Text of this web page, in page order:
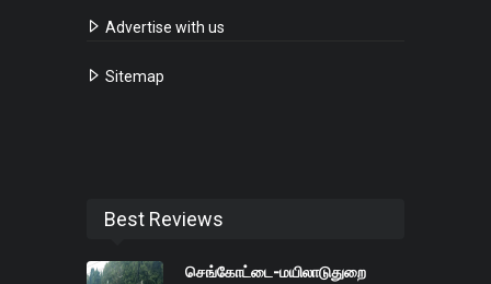
Advertise with us
Sitemap
Best Reviews
செங்கோட்டை-மயிலாடுதுறை